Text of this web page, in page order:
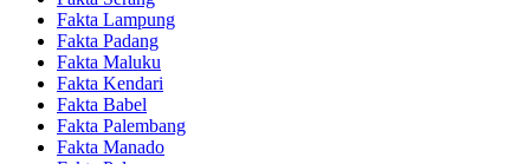
Fakta Lampung
Fakta Padang
Fakta Maluku
Fakta Kendari
Fakta Babel
Fakta Palembang
Fakta Manado